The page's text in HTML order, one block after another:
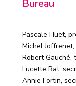
Bureau
Pascale Huet,
Michel
Robert Gauché,
Lucette Rat,
Annie Fortin,